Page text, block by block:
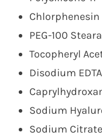
Chlorphenesin
PEG-100
Tocopheryl
Disodium EDTA
Sodium
Sodium Citrate